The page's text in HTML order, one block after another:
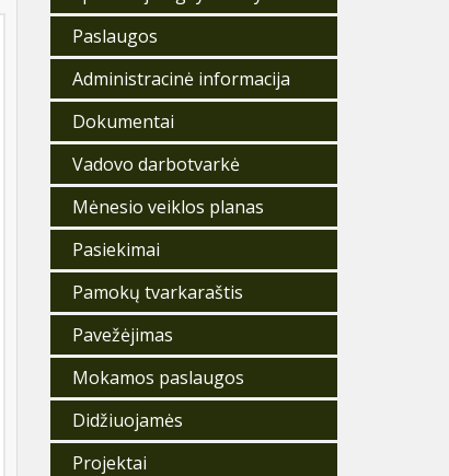
Paslaugos
Administracinė informacija
Dokumentai
Vadovo darbotvarkė
Mėnesio veiklos planas
Pasiekimai
Pamokų tvarkaraštis
Pavežėjimas
Mokamos paslaugos
Didžiuojamės
Projektai